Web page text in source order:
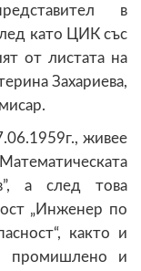
в
като ЦИК със
от листата на
Захариева,
живее
а след това
„Инженер по
както и
промишлено и